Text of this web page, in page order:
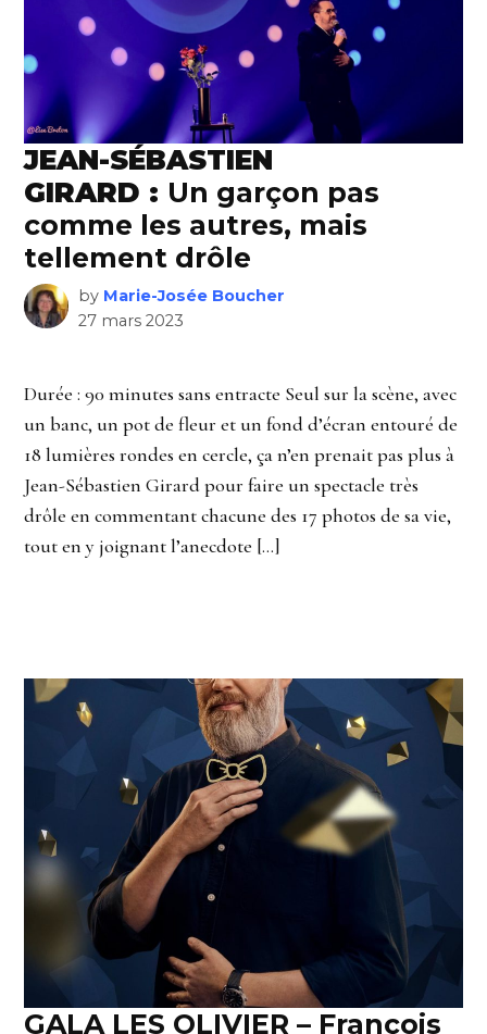
JEAN-SÉBASTIEN
GIRARD : Un garçon pas
comme les autres, mais
tellement drôle
by Marie-Josée Boucher
27 mars 2023
Durée : 90 minutes sans entracte Seul sur la scène, avec
un banc, un pot de fleur et un fond d’écran entouré de
18 lumières rondes en cercle, ça n’en prenait pas plus à
Jean-Sébastien Girard pour faire un spectacle très
drôle en commentant chacune des 17 photos de sa vie,
tout en y joignant l’anecdote […]
GALA LES OLIVIER – François